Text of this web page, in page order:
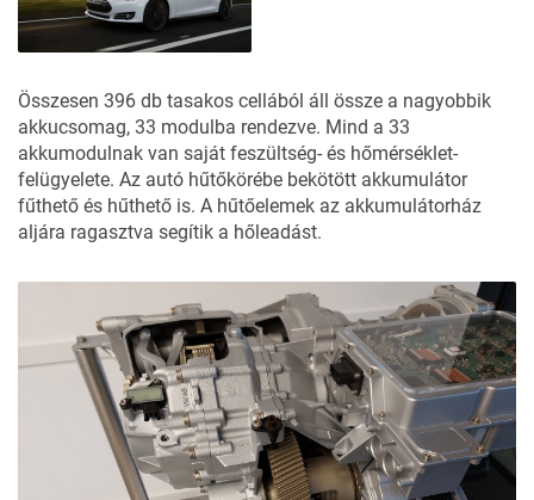
Összesen 396 db tasakos cellából áll össze a nagyobbik
akkucsomag, 33 modulba rendezve. Mind a 33
akkumodulnak van saját feszültség- és hőmérséklet-
felügyelete. Az autó hűtőkörébe bekötött akkumulátor
fűthető és hűthető is. A hűtőelemek az akkumulátorház
aljára ragasztva segítik a hőleadást.